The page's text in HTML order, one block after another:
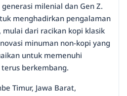
milenial dan Gen Z.
menghadirkan pengalaman
dari racikan kopi klasik
minuman non-kopi yang
untuk memenuhi
berkembang.
Timur, Jawa Barat,